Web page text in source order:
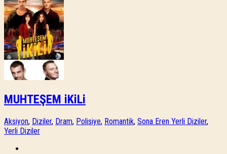
MUHTEŞEM iKiLi
Aksiyon, Diziler, Dram, Polisiye, Romantik, Sona Eren Yerli Diziler,
Yerli Diziler